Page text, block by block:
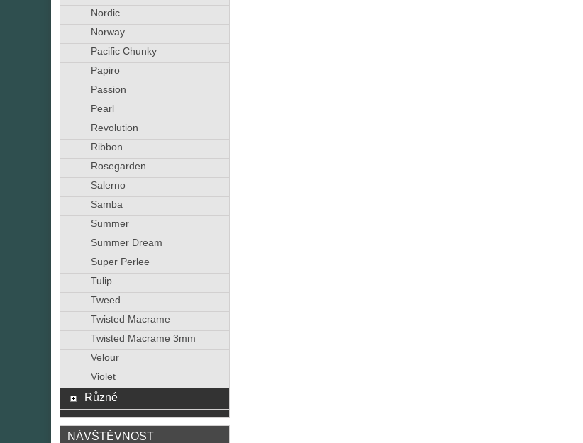
Nordic
Norway
Pacific Chunky
Papiro
Passion
Pearl
Revolution
Ribbon
Rosegarden
Salerno
Samba
Summer
Summer Dream
Super Perlee
Tulip
Tweed
Twisted Macrame
Twisted Macrame 3mm
Velour
Violet
Různé
NÁVŠTĚVNOST